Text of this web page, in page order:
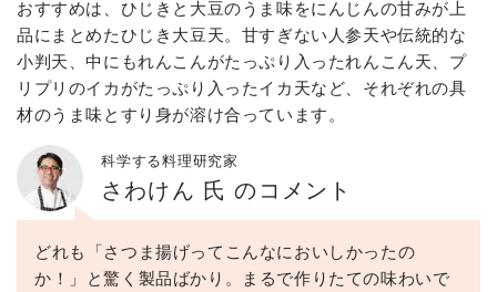
おすすめは、ひじきと大豆のうま味をにんじんの甘みが上
品にまとめたひじき大豆天。甘すぎない人参天や伝統的な
小判天、中にもれんこんがたっぷり入ったれんこん天、プ
リプリのイカがたっぷり入ったイカ天など、それぞれの具
材のうま味とすり身が溶け合っています。
科学する料理研究家
さわけん 氏 のコメント
どれも「さつま揚げってこんなにおいしかったの
か！」と驚く製品ばかり。まるで作りたての味わいで